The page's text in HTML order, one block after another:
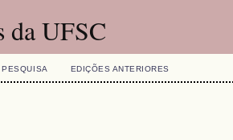
da UFSC
PESQUISA EDIÇÕES ANTERIORES